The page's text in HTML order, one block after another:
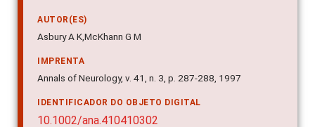
AUTOR(ES)
Asbury A K,McKhann G M
IMPRENTA
Annals of Neurology, v. 41, n. 3, p. 287-288, 1997
IDENTIFICADOR DO OBJETO DIGITAL
10.1002/ana.410410302